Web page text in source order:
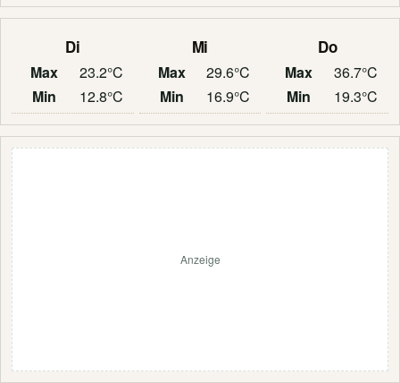
Di
Max
23.2°C
Min
12.8°C
Mi
Max
29.6°C
Min
16.9°C
Do
Max
36.7°C
Min
19.3°C
Anzeige